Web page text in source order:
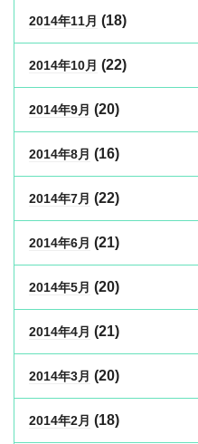
2014年11月 (18)
2014年10月 (22)
2014年9月 (20)
2014年8月 (16)
2014年7月 (22)
2014年6月 (21)
2014年5月 (20)
2014年4月 (21)
2014年3月 (20)
2014年2月 (18)